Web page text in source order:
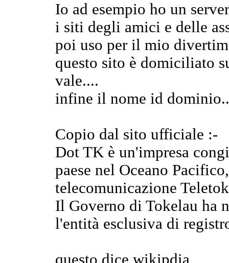
Io ad esempio ho un
i siti degli amici e delle
poi uso per il mio
questo sito è domiciliato
vale....
infine il nome id
Copio dal sito ufficiale :-
Dot TK è un'impresa
paese nel Oceano
telecomunicazione
Il Governo di Tokelau ha
l'entità esclusiva di